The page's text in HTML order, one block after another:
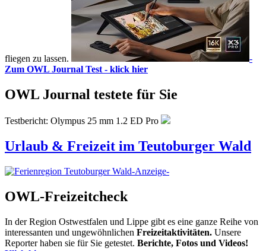
fliegen zu lassen.
-
Zum OWL Journal Test - klick hier
OWL Journal testete für Sie
Testbericht: Olympus 25 mm 1.2 ED Pro
Urlaub & Freizeit im Teutoburger Wald
-Anzeige-
OWL-Freizeitcheck
In der Region Ostwestfalen und Lippe gibt es eine ganze Reihe von
interessanten und ungewöhnlichen Freizeitaktivitäten. Unsere
Reporter haben sie für Sie getestet. Berichte, Fotos und Videos!